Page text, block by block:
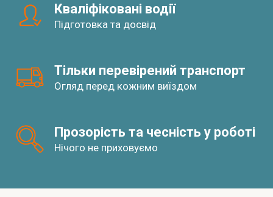
Кваліфіковані водії
Підготовка та досвід
Тільки перевірений транспорт
Огляд перед кожним виїздом
Прозорість та чесність у роботі
Нічого не приховуємо